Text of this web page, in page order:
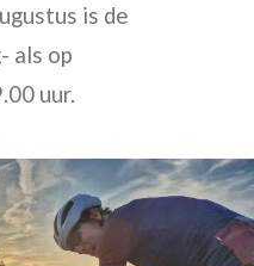
is de
als op
uur.